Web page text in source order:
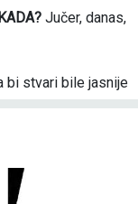
Jučer, danas,
bi stvari bile jasnije